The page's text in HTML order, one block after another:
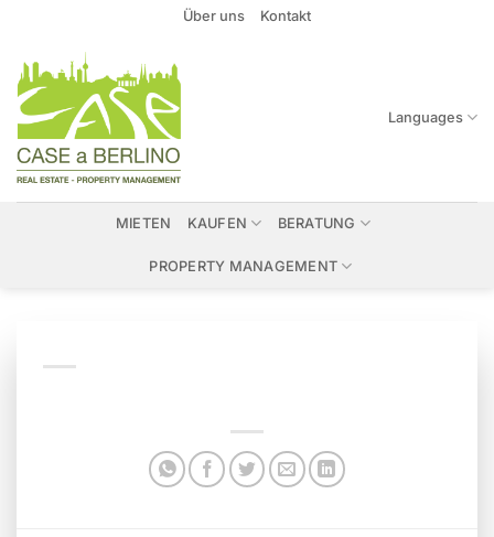
springen
Über uns Kontakt
Languages
MIETEN KAUFEN BERATUNG
PROPERTY MANAGEMENT